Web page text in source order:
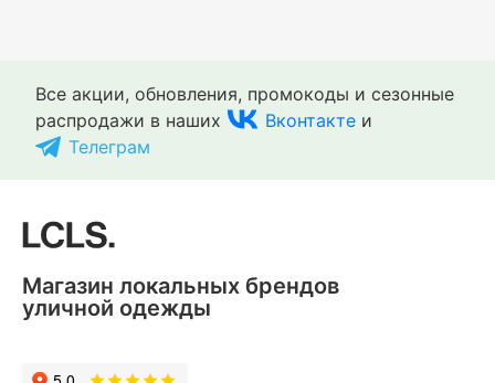
Все акции, обновления, промокоды и сезонные
распродажи в наших
Вконтакте и
Телеграм
Магазин локальных брендов
уличной одежды